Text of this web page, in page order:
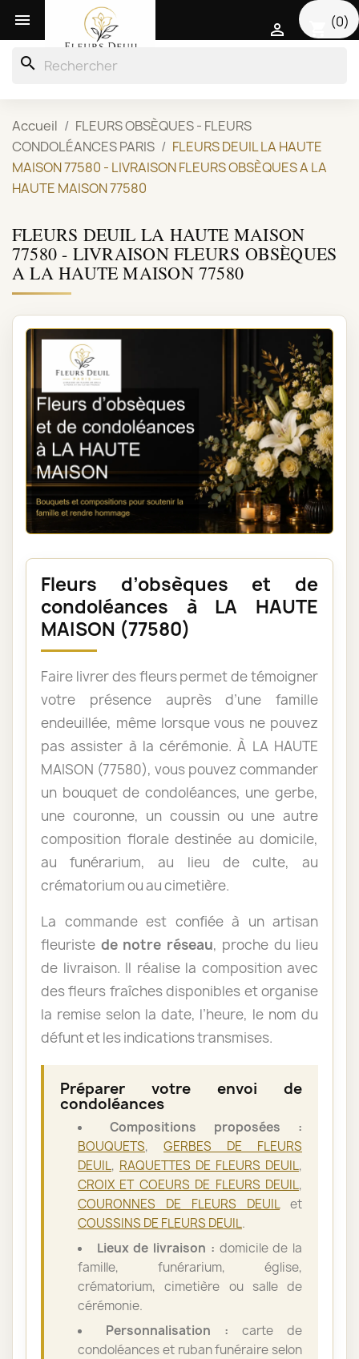
 (0)

search
Accueil
FLEURS OBSÈQUES - FLEURS
CONDOLÉANCES PARIS
FLEURS DEUIL LA HAUTE
MAISON 77580 - LIVRAISON FLEURS OBSÈQUES A LA
HAUTE MAISON 77580
FLEURS DEUIL LA HAUTE MAISON
77580 - LIVRAISON FLEURS OBSÈQUES
A LA HAUTE MAISON 77580
Fleurs d’obsèques et de
condoléances à LA HAUTE
MAISON (77580)
Faire livrer des fleurs permet de témoigner
votre présence auprès d’une famille
endeuillée, même lorsque vous ne pouvez
pas assister à la cérémonie. À LA HAUTE
MAISON (77580), vous pouvez commander
un bouquet de condoléances, une gerbe,
une couronne, un coussin ou une autre
composition florale destinée au domicile,
au funérarium, au lieu de culte, au
crématorium ou au cimetière.
La commande est confiée à un artisan
fleuriste de notre réseau, proche du lieu
de livraison. Il réalise la composition avec
des fleurs fraîches disponibles et organise
la remise selon la date, l’heure, le nom du
défunt et les indications transmises.
Préparer votre envoi de
condoléances
Compositions proposées :
BOUQUETS, GERBES DE FLEURS
DEUIL, RAQUETTES DE FLEURS DEUIL,
CROIX ET COEURS DE FLEURS DEUIL,
COURONNES DE FLEURS DEUILet
COUSSINS DE FLEURS DEUIL.
Lieux de livraison : domicile de la
famille, funérarium, église,
crématorium, cimetière ou salle de
cérémonie.
Personnalisation : carte de
condoléances et ruban funéraire selon